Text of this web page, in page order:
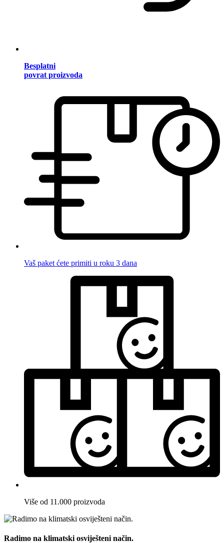
Besplatni
povrat proizvoda
Vaš paket ćete primiti u roku 3 dana
Više od 11.000 proizvoda
Radimo na klimatski osviješteni način.